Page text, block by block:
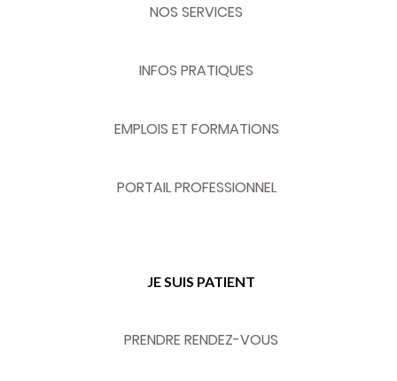
NOS SERVICES
INFOS PRATIQUES
EMPLOIS ET FORMATIONS
PORTAIL PROFESSIONNEL
JE SUIS PATIENT
PRENDRE RENDEZ-VOUS